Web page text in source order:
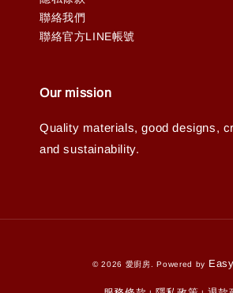
聯絡我們
聯絡官方LINE帳號
Our mission
Quality materials, good designs,
and sustainability.
© 2026 愛廚房. Powered by